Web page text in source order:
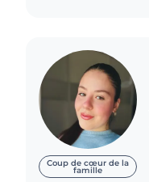
Coup de cœur de la
famille